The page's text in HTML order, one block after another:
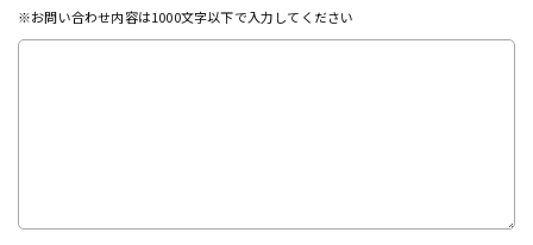
※お問い合わせ内容は1000文字以下で入力してください